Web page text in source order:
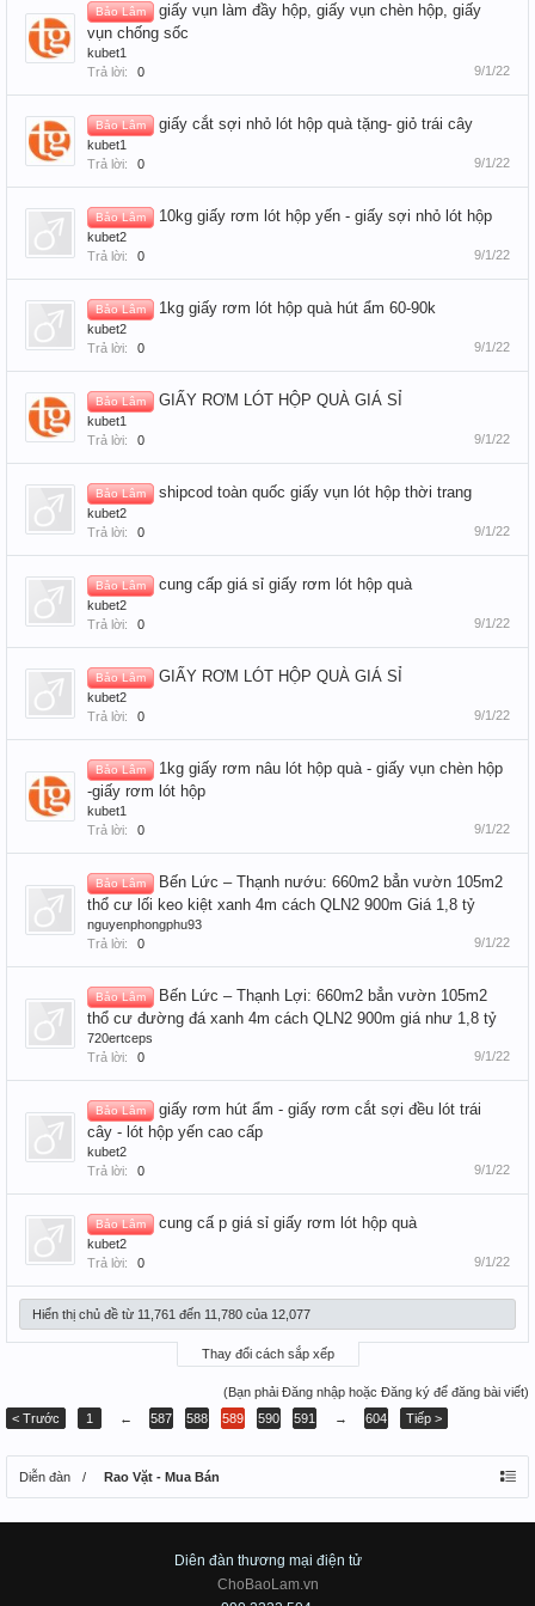
Bảo Lâm
giấy vụn làm đầy hộp, giấy vụn chèn hộp, giấy
vụn chống sốc
kubet1
Trả lời:
0 9/1/22
Bảo Lâm giấy cắt sợi nhỏ lót hộp quà tặng- giỏ trái cây
kubet1
Trả lời:
0 9/1/22
Bảo Lâm 10kg giấy rơm lót hộp yến - giấy sợi nhỏ lót hộp
kubet2
Trả lời:
0 9/1/22
Bảo Lâm 1kg giấy rơm lót hộp quà hút ẩm 60-90k
kubet2
Trả lời:
0 9/1/22
Bảo Lâm GIẤY RƠM LÓT HỘP QUÀ GIÁ SỈ
kubet1
Trả lời:
0 9/1/22
Bảo Lâm shipcod toàn quốc giấy vụn lót hộp thời trang
kubet2
Trả lời:
0 9/1/22
Bảo Lâm cung cấp giá sỉ giấy rơm lót hộp quà
kubet2
Trả lời:
0 9/1/22
Bảo Lâm GIẤY RƠM LÓT HỘP QUÀ GIÁ SỈ
kubet2
Trả lời:
0 9/1/22
Bảo Lâm
1kg giấy rơm nâu lót hộp quà - giấy vụn chèn hộp
-giấy rơm lót hộp
kubet1
Trả lời:
0 9/1/22
Bảo Lâm
Bến Lức – Thạnh nướu: 660m2 bẳn vườn 105m2
thổ cư lối keo kiệt xanh 4m cách QLN2 900m Giá 1,8 tỷ
nguyenphongphu93
Trả lời:
0 9/1/22
Bảo Lâm
Bến Lức – Thạnh Lợi: 660m2 bẳn vườn 105m2
thổ cư đường đá xanh 4m cách QLN2 900m giá như 1,8 tỷ
720ertceps
Trả lời:
0 9/1/22
Bảo Lâm
giấy rơm hút ẩm - giấy rơm cắt sợi đều lót trái
cây - lót hộp yến cao cấp
kubet2
Trả lời:
0 9/1/22
Bảo Lâm cung cấ p giá sỉ giấy rơm lót hộp quà
kubet2
Trả lời:
0 9/1/22
Hiển thị chủ đề từ 11,761 đến 11,780 của 12,077
Thay đổi cách sắp xếp
(Bạn phải Đăng nhập hoặc Đăng ký để đăng bài viết)
< Trước
1 ← 587 588 589 590 591 → 604 Tiếp >
Diễn đàn Rao Vặt - Mua Bán
Diên đàn thương mại điện tử
ChoBaoLam.vn